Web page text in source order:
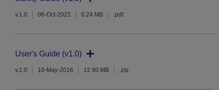
v.1.0 06-Oct-2021 0.24 MB .pdf
User's Guide (v1.0)
v.1.0 10-May-2016 12.90 MB .zip